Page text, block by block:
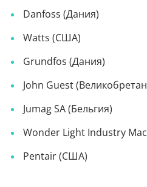
Danfoss (Дания)
Watts (США)
Grundfos (Дания)
John Guest
Jumag SA (Бельгия)
Wonder Light Industry
Pentair (США)